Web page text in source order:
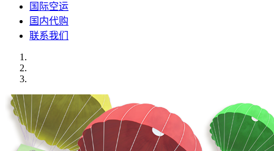
国际空运
国内代购
联系我们